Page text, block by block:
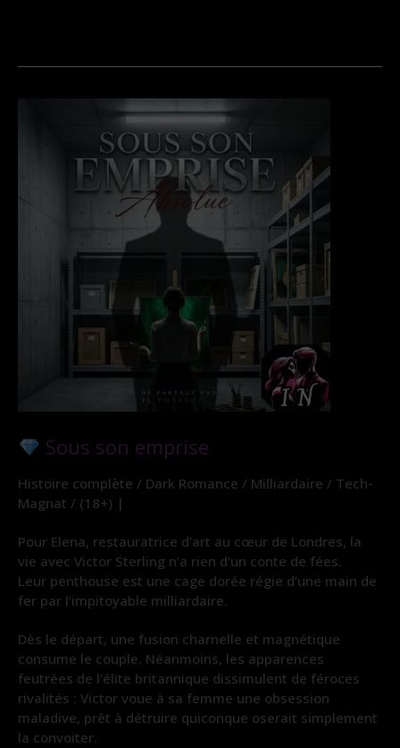
Sous son emprise
Histoire complète / Dark Romance / Milliardaire / Tech-
Magnat / (18+) |
Pour Elena, restauratrice d’art au cœur de Londres, la
vie avec Victor Sterling n’a rien d’un conte de fées.
Leur penthouse est une cage dorée régie d’une main de
fer par l’impitoyable milliardaire.
Dès le départ, une fusion charnelle et magnétique
consume le couple. Néanmoins, les apparences
feutrées de l’élite britannique dissimulent de féroces
rivalités : Victor voue à sa femme une obsession
maladive, prêt à détruire quiconque oserait simplement
la convoiter.